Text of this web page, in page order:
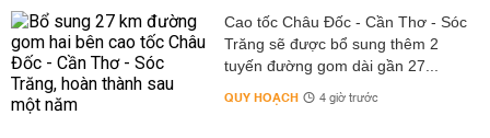
Cao tốc Châu Đốc - Cần Thơ - Sóc
Trăng sẽ được bổ sung thêm 2
tuyến đường gom dài gần 27...
QUY HOẠCH 4 giờ trước